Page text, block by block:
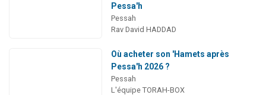
Pessa'h
Pessah
Rav David HADDAD
Où acheter son 'Hamets après
Pessa'h 2026 ?
Pessah
L'équipe TORAH-BOX